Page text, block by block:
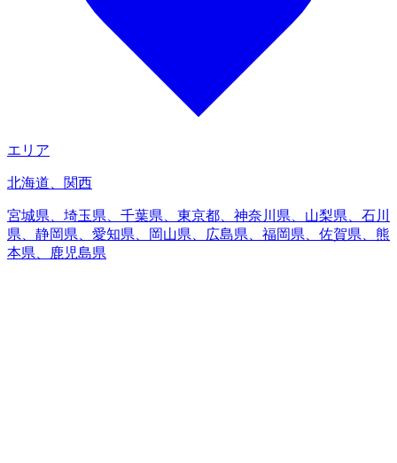
エリア
北海道、関西
宮城県、埼玉県、千葉県、東京都、神奈川県、山梨県、石川
県、静岡県、愛知県、岡山県、広島県、福岡県、佐賀県、熊
本県、鹿児島県